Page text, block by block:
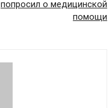
попросил о медицинской
помощи